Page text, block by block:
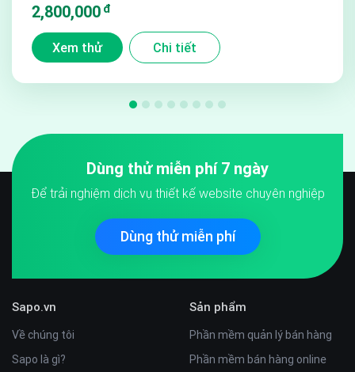
2,800,000đ
Xem thử Chi tiết
Dùng thử miễn phí 7 ngày
Để trải nghiệm dịch vụ thiết kế website chuyên nghiệp
Dùng thử miễn phí
Sapo.vn
Về chúng tôi
Sapo là gì?
Sản phẩm
Phần mềm quản lý bán hàng
Phần mềm bán hàng online